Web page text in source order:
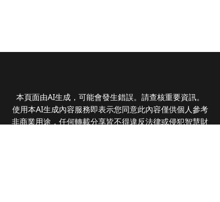
本頁面由AI生成，可能會發生錯誤。請查核重要資訊。
使用本AI生成內容服務即表示您同意此內容僅供個人參考
非商業用途，任何轉載分享皆不得違反法律或侵犯智慧財